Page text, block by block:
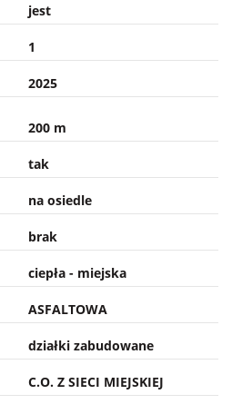
jest
1
2025
200 m
tak
na osiedle
brak
ciepła - miejska
ASFALTOWA
działki zabudowane
C.O. Z SIECI MIEJSKIEJ